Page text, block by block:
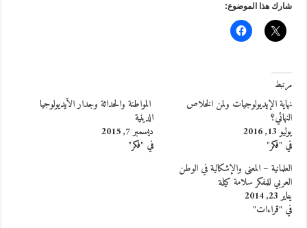
شارك هذا الموضوع:
مرتبط
نهاية الإيديولوجيات ولمن الخلاص
النهائي؟
يوليو 13, 2016
في "فكر"
المواطنة والحداثة وجدار الأيديولوجيا
الدينية
ديسمبر 7, 2015
في "فكر"
العلمانية – المعنى والإشكالية في الوطن
العربي للمفكر سلامة كيلة
يناير 23, 2014
في "قراءات"